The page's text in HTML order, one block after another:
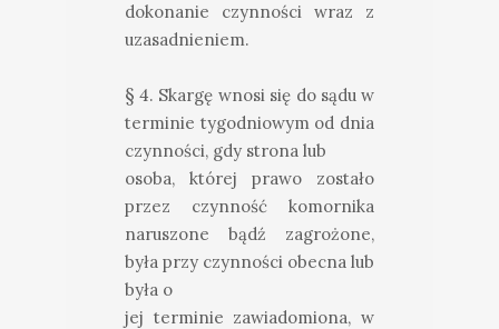
dokonanie czynności wraz z
uzasadnieniem.
§ 4. Skargę wnosi się do sądu w
terminie tygodniowym od dnia
czynności, gdy strona lub
osoba, której prawo zostało
przez czynność komornika
naruszone bądź zagrożone,
była przy czynności obecna lub
była o
jej terminie zawiadomiona, w